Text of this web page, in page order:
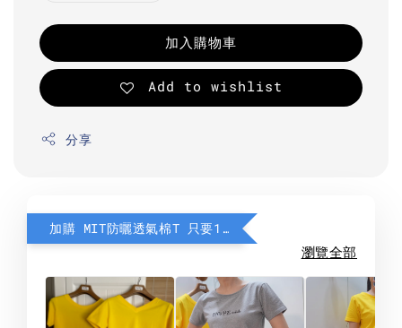
加入購物車
Add to wishlist
分享
加購 MIT防曬透氣棉T 只要190元
瀏覽全部